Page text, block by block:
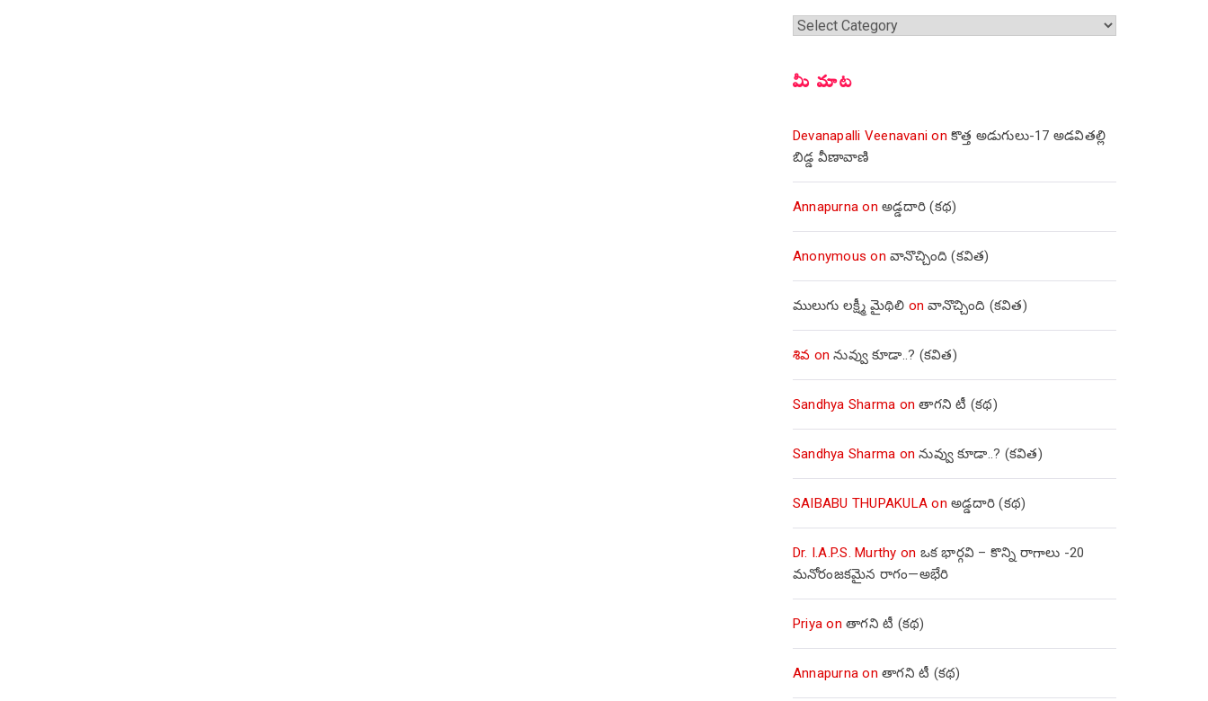
శీర్షికలు
మీ మాట
Devanapalli Veenavani onకొత్త అడుగులు-17 అడవితల్లి
బిడ్డ వీణావాణి
Annapurna onఅడ్డదారి (కథ)
Anonymous onవానొచ్చింది (కవిత)
ములుగు లక్ష్మీ మైథిలి onవానొచ్చింది (కవిత)
శివ onనువ్వు కూడా..? (కవిత)
Sandhya Sharma onతాగని టీ (కథ)
Sandhya Sharma onనువ్వు కూడా..? (కవిత)
SAIBABU THUPAKULA onఅడ్డదారి (కథ)
Dr. I.A.P.S. Murthy on ఒక భార్గవి – కొన్ని రాగాలు -20
మనోరంజకమైన రాగం—అభేరి
Priya onతాగని టీ (కథ)
Annapurna onతాగని టీ (కథ)